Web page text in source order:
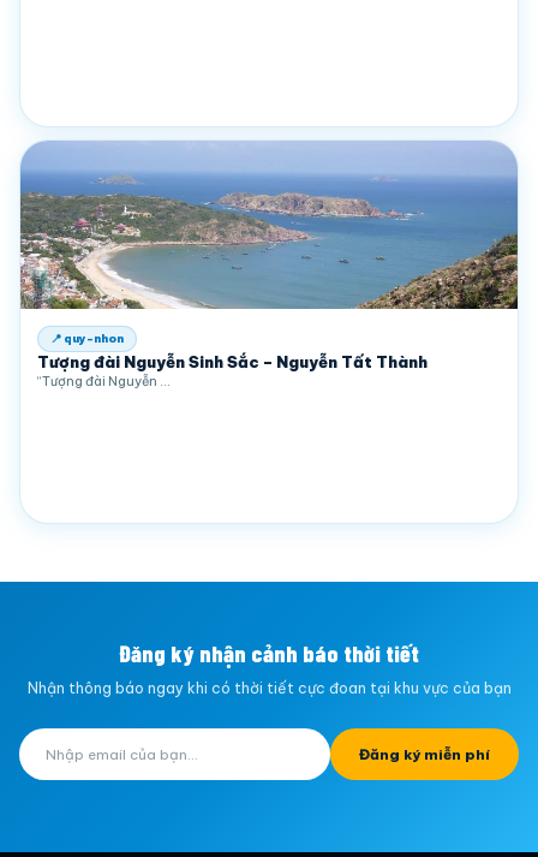
📍 quy-nhon
Tượng đài Nguyễn Sinh Sắc – Nguyễn Tất Thành
“Tượng đài Nguyễn …
Đăng ký nhận cảnh báo thời tiết
Nhận thông báo ngay khi có thời tiết cực đoan tại khu vực của bạn
Đăng ký miễn phí